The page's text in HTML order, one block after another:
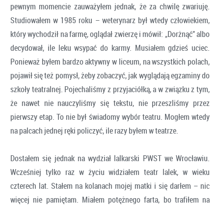
pewnym momencie zauważyłem jednak, że za chwilę zwariuję.
Studiowałem w 1985 roku – weterynarz był wtedy człowiekiem,
który wychodził na farmę, oglądał zwierzę i mówił: „Dorżnąć” albo
decydował, ile leku wsypać do karmy. Musiałem gdzieś uciec.
Ponieważ byłem bardzo aktywny w liceum, na wszystkich polach,
pojawił się też pomysł, żeby zobaczyć, jak wyglądają egzaminy do
szkoły teatralnej. Pojechaliśmy z przyjaciółką, a w związku z tym,
że nawet nie nauczyliśmy się tekstu, nie przeszliśmy przez
pierwszy etap. To nie był świadomy wybór teatru. Mogłem wtedy
na palcach jednej ręki policzyć, ile razy byłem w teatrze.
Dostałem się jednak na wydział lalkarski PWST we Wrocławiu.
Wcześniej tylko raz w życiu widziałem teatr lalek, w wieku
czterech lat. Stałem na kolanach mojej matki i się darłem – nic
więcej nie pamiętam. Miałem potężnego farta, bo trafiłem na